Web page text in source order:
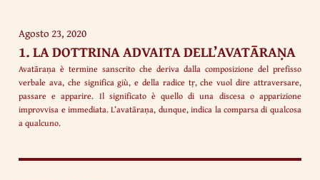
Agosto 23, 2020
1. LA DOTTRINA ADVAITA DELL’AVATĀRAṆA
Avatāraṇa è termine sanscrito che deriva dalla composizione del prefisso
verbale ava, che significa giù, e della radice tṛ, che vuol dire attraversare,
passare e apparire. Il significato è quello di una discesa o apparizione
improvvisa e immediata. L’avatāraṇa, dunque, indica la comparsa di qualcosa
a qualcuno.